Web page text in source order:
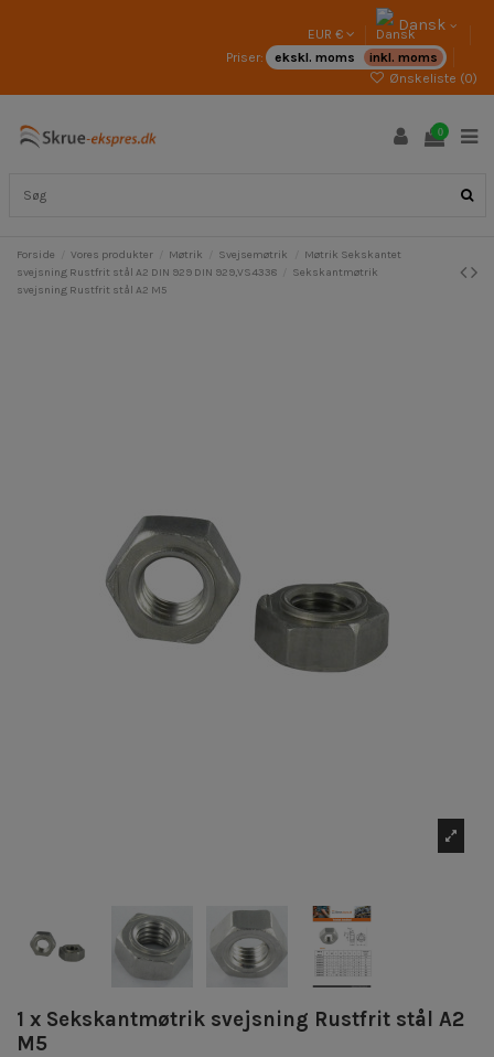
EUR € Dansk
Priser: ekskl. moms
inkl. moms
Ønskeliste (0)
0
Forside Vores produkter Møtrik Svejsemøtrik
Møtrik Sekskantet
svejsning Rustfrit stål A2 DIN 929 DIN 929,VS4338
Sekskantmøtrik
svejsning Rustfrit stål A2 M5
1 x Sekskantmøtrik svejsning Rustfrit stål A2
M5